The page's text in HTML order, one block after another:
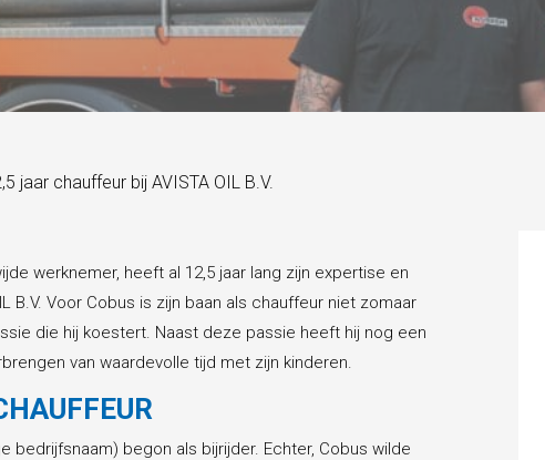
jaar chauffeur bij AVISTA OIL B.V.
werknemer, heeft al 12,5 jaar lang zijn expertise en
B.V. Voor Cobus is zijn baan als chauffeur niet zomaar
die hij koestert. Naast deze passie heeft hij nog een
van waardevolle tijd met zijn kinderen.
bedrijfsnaam) begon als bijrijder. Echter, Cobus wilde